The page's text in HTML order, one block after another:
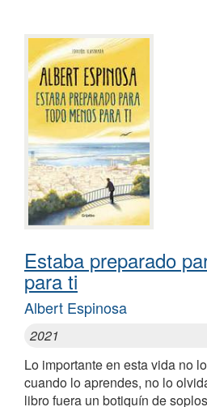
Estaba preparado
para ti
Albert Espinosa
2021
Lo importante en esta vida no
cuando lo aprendes, no lo
libro fuera un botiquín de